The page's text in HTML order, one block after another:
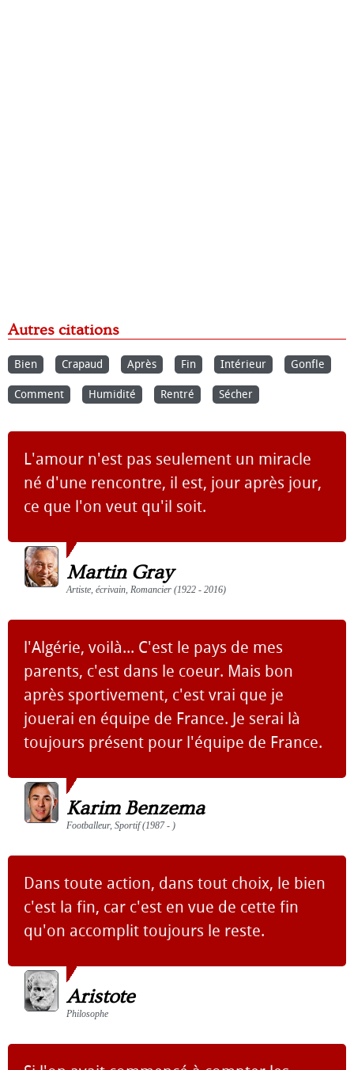
Autres citations
Bien Crapaud Après Fin Intérieur Gonfle
Comment Humidité Rentré Sécher
L'amour n'est pas seulement un miracle
né d'une rencontre, il est, jour après jour,
ce que l'on veut qu'il soit.
Martin Gray
Artiste, écrivain, Romancier (1922 - 2016)
l'Algérie, voilà... C'est le pays de mes
parents, c'est dans le coeur. Mais bon
après sportivement, c'est vrai que je
jouerai en équipe de France. Je serai là
toujours présent pour l'équipe de France.
Karim Benzema
Footballeur, Sportif (1987 - )
Dans toute action, dans tout choix, le bien
c'est la fin, car c'est en vue de cette fin
qu'on accomplit toujours le reste.
Aristote
Philosophe